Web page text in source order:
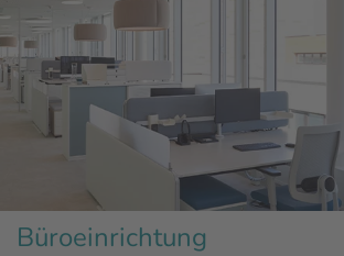
Büroeinrichtung